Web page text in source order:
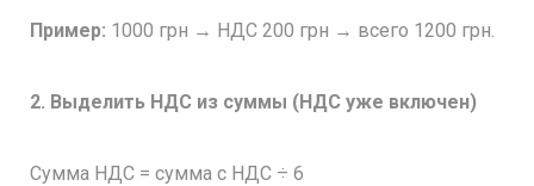
Пример: 1000 грн → НДС 200 грн → всего 1200 грн.
2. Выделить НДС из суммы (НДС уже включен)
Сумма НДС = сумма с НДС ÷ 6